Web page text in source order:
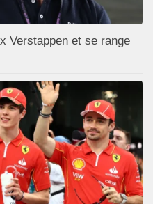
Verstappen et se range